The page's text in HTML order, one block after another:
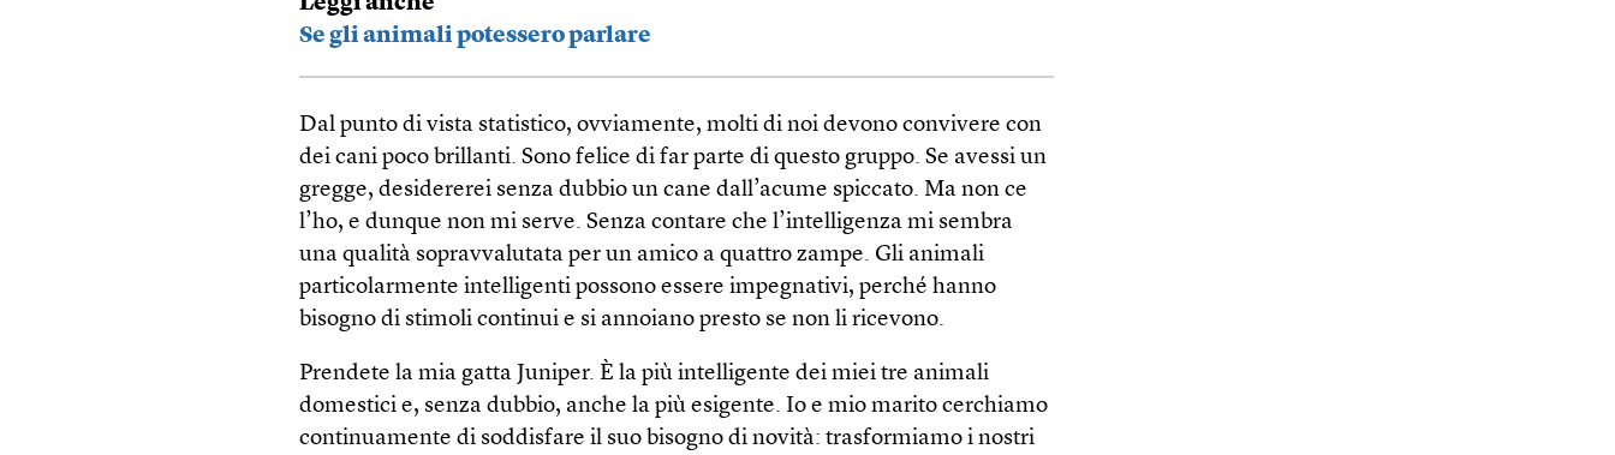
Leggi anche
Se gli animali potessero parlare
Dal punto di vista statistico, ovviamente, molti di noi devono convivere con
dei cani poco brillanti. Sono felice di far parte di questo gruppo. Se avessi un
gregge, desidererei senza dubbio un cane dall’acume spiccato. Ma non ce
l’ho, e dunque non mi serve. Senza contare che l’intelligenza mi sembra
una qualità sopravvalutata per un amico a quattro zampe. Gli animali
particolarmente intelligenti possono essere impegnativi, perché hanno
bisogno di stimoli continui e si annoiano presto se non li ricevono.
Prendete la mia gatta Juniper. È la più intelligente dei miei tre animali
domestici e, senza dubbio, anche la più esigente. Io e mio marito cerchiamo
continuamente di soddisfare il suo bisogno di novità: trasformiamo i nostri